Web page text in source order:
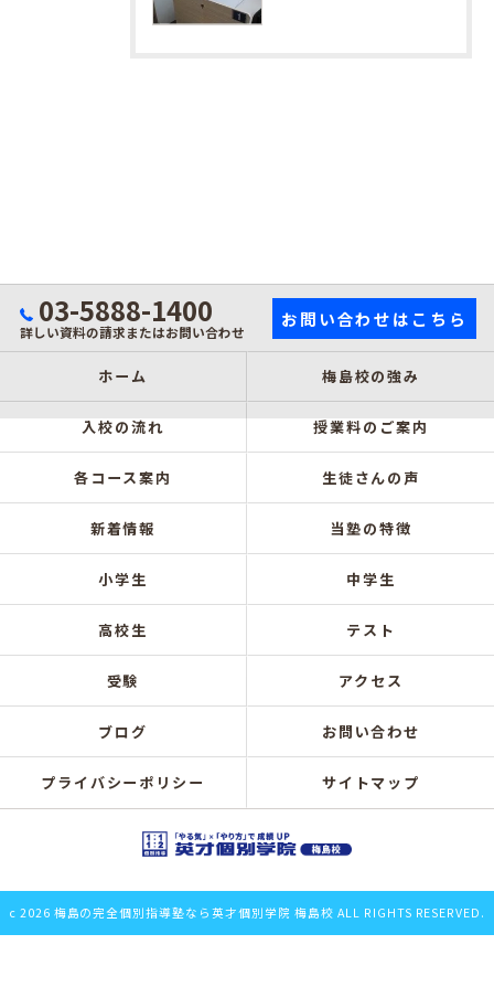
03-5888-1400
詳しい資料の請求またはお問い合わせ
お問い合わせはこちら
ホーム 梅島校の強み
入校の流れ 授業料のご案内
各コース案内 生徒さんの声
新着情報 当塾の特徴
小学生 中学生
高校生 テスト
受験 アクセス
ブログ お問い合わせ
プライバシーポリシー サイトマップ
c 2026 梅島の完全個別指導塾なら英才個別学院 梅島校 ALL RIGHTS RESERVED.